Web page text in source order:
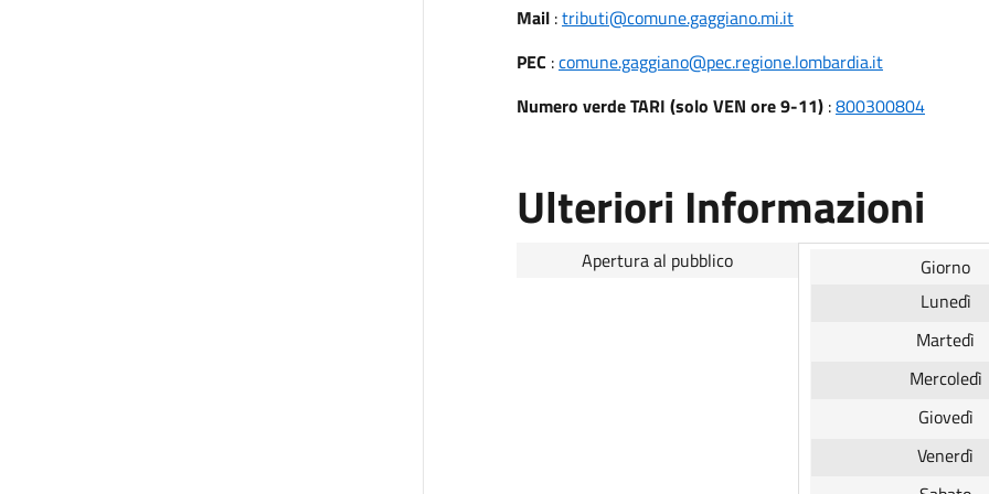
Mail:tributi@comune.gaggiano.mi.it
PEC :comune.gaggiano@pec.regione.lombardia.it
Numero verde TARI (solo VEN ore 9-11):800300804
Ulteriori Informazioni
Apertura al pubblico
Giorno
Lunedì
Martedì
Mercoledì
Giovedì
Venerdì